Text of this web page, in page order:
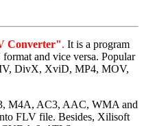
Converter". It is a program
and vice versa. Popular
DivX, XviD, MP4, MOV,
M4A, AC3, AAC, WMA and
FLV file. Besides, Xilisoft